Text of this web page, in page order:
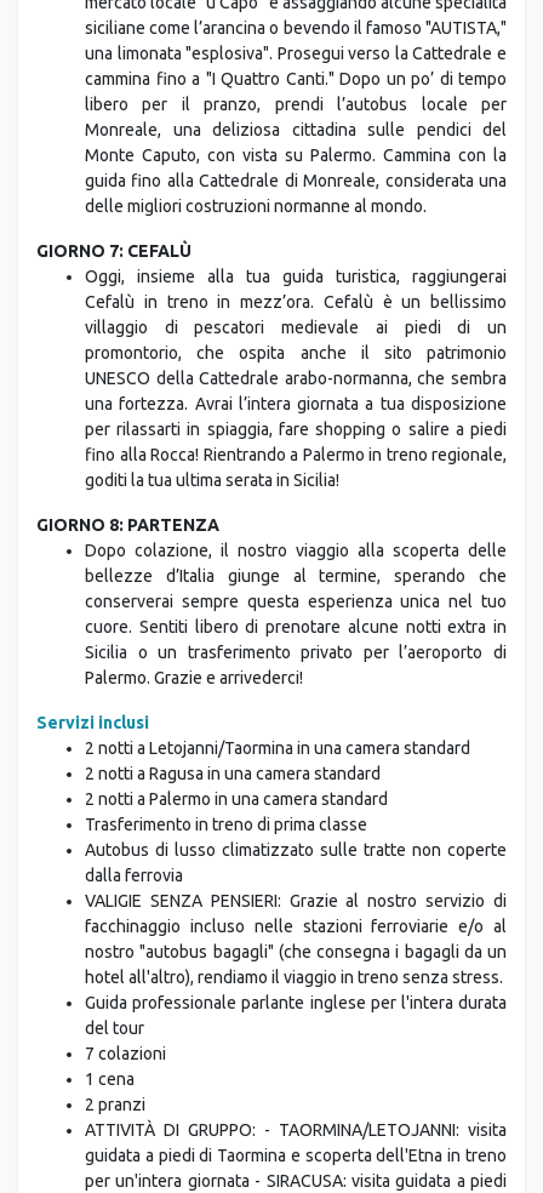
siciliane come l’arancina o bevendo il famoso "AUTISTA,"
una limonata "esplosiva". Prosegui verso la Cattedrale e
cammina fino a "I Quattro Canti." Dopo un po’ di tempo
libero per il pranzo, prendi l’autobus locale per
Monreale, una deliziosa cittadina sulle pendici del
Monte Caputo, con vista su Palermo. Cammina con la
guida fino alla Cattedrale di Monreale, considerata una
delle migliori costruzioni normanne al mondo.
GIORNO 7: CEFALÙ
Oggi, insieme alla tua guida turistica, raggiungerai
Cefalù in treno in mezz’ora. Cefalù è un bellissimo
villaggio di pescatori medievale ai piedi di un
promontorio, che ospita anche il sito patrimonio
UNESCO della Cattedrale arabo-normanna, che sembra
una fortezza. Avrai l’intera giornata a tua disposizione
per rilassarti in spiaggia, fare shopping o salire a piedi
fino alla Rocca! Rientrando a Palermo in treno regionale,
goditi la tua ultima serata in Sicilia!
GIORNO 8: PARTENZA
Dopo colazione, il nostro viaggio alla scoperta delle
bellezze d’Italia giunge al termine, sperando che
conserverai sempre questa esperienza unica nel tuo
cuore. Sentiti libero di prenotare alcune notti extra in
Sicilia o un trasferimento privato per l’aeroporto di
Palermo. Grazie e arrivederci!
Servizi inclusi
2 notti a Letojanni/Taormina in una camera standard
2 notti a Ragusa in una camera standard
2 notti a Palermo in una camera standard
Trasferimento in treno di prima classe
Autobus di lusso climatizzato sulle tratte non coperte
dalla ferrovia
VALIGIE SENZA PENSIERI: Grazie al nostro servizio di
facchinaggio incluso nelle stazioni ferroviarie e/o al
nostro "autobus bagagli" (che consegna i bagagli da un
hotel all'altro), rendiamo il viaggio in treno senza stress.
Guida professionale parlante inglese per l'intera durata
del tour
7 colazioni
1 cena
2 pranzi
ATTIVITÀ DI GRUPPO: - TAORMINA/LETOJANNI: visita
guidata a piedi di Taormina e scoperta dell'Etna in treno
per un'intera giornata - SIRACUSA: visita guidata a piedi